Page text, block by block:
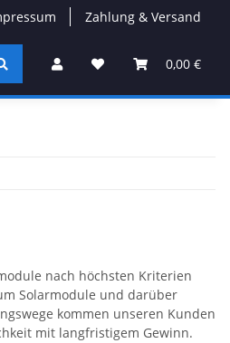
Zahlung & Versand
0,00 €
Kabel/Stecker Modulare
nach höchsten Kriterien
Solarmodule und darüber
kommen unseren Kunden
mit langfristigem Gewinn.